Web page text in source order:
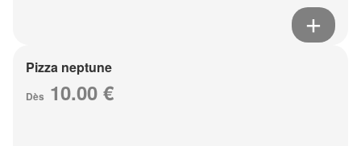
Pizza neptune
Dès 10.00 €